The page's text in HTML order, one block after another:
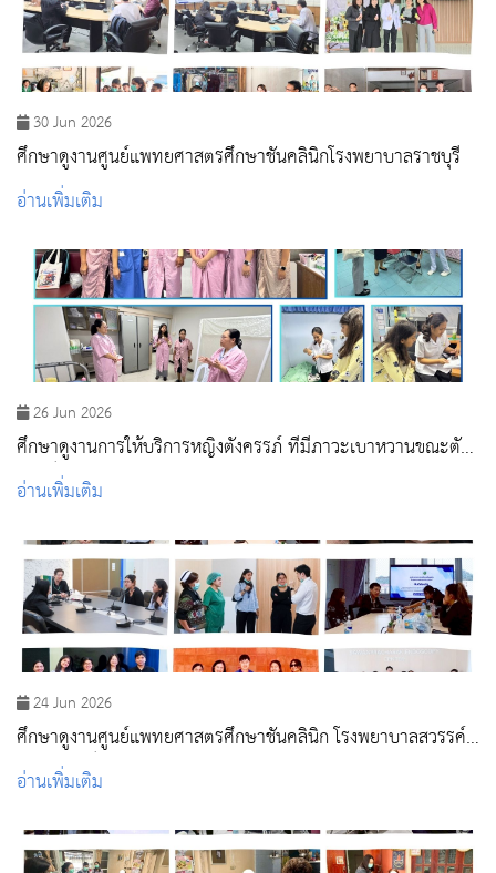
30 Jun 2026
ศึกษาดูงานศูนย์แพทยศาสตรศึกษาชั้นคลินิกโรงพยาบาลราชบุรี
อ่านเพิ่มเติม
26 Jun 2026
ศึกษาดูงานการให้บริการหญิงตั้งครรภ์ ที่มีภาวะเบาหวานขณะตั้ง
ครรภ์
อ่านเพิ่มเติม
24 Jun 2026
ศึกษาดูงานศูนย์แพทยศาสตรศึกษาชั้นคลินิก โรงพยาบาลสวรรค์
ประชารักษ์
อ่านเพิ่มเติม